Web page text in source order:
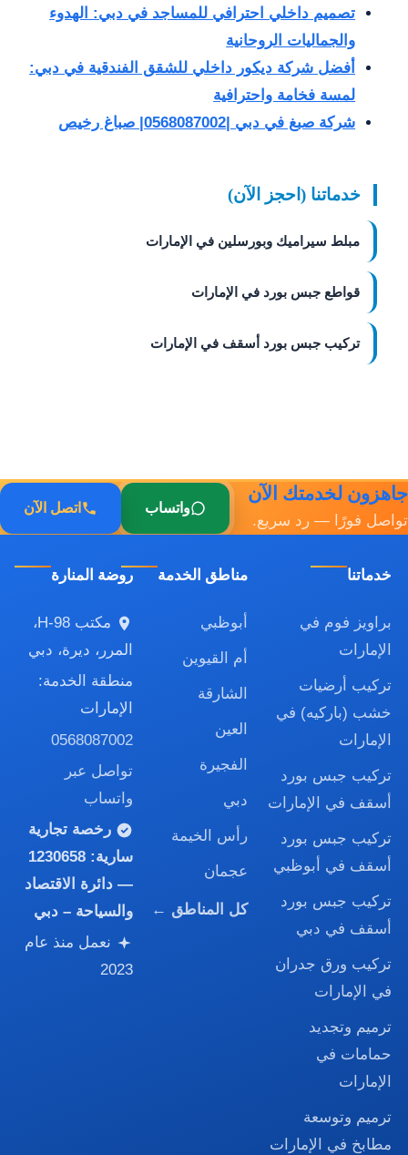
تصميم داخلي احترافي للمساجد في دبي: الهدوء
والجماليات الروحانية
أفضل شركة ديكور داخلي للشقق الفندقية في دبي:
لمسة فخامة واحترافية
شركة صبغ في دبي |0568087002| صباغ رخيص
خدماتنا (احجز الآن)
مبلط سيراميك وبورسلين في الإمارات
قواطع جبس بورد في الإمارات
تركيب جبس بورد أسقف في الإمارات
جاهزون لخدمتك الآن
تواصل فورًا — رد سريع.
واتساب اتصل الآن
خدماتنا
براويز فوم في
الإمارات
تركيب أرضيات
خشب (باركيه) في
الإمارات
تركيب جبس بورد
أسقف في الإمارات
تركيب جبس بورد
أسقف في أبوظبي
تركيب جبس بورد
أسقف في دبي
تركيب ورق جدران
في الإمارات
ترميم وتجديد
حمامات في
الإمارات
ترميم وتوسعة
مطابخ في الإمارات
مناطق الخدمة
أبوظبي
أم القيوين
الشارقة
العين
الفجيرة
دبي
رأس الخيمة
عجمان
كل المناطق ←
روضة المنارة
مكتب H-98،
المرر، ديرة، دبي
منطقة الخدمة:
الإمارات
0568087002
تواصل عبر
واتساب
رخصة تجارية
سارية:1230658
— دائرة الاقتصاد
والسياحة – دبي
نعمل منذ عام
2023